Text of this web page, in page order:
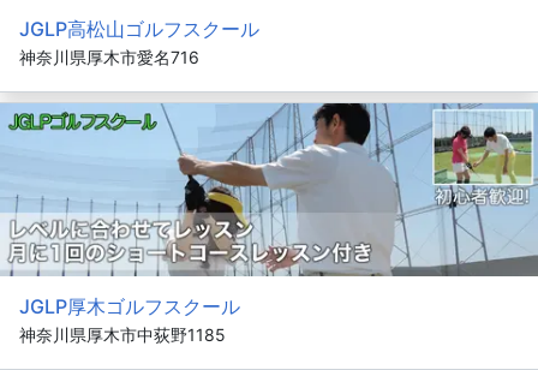
JGLP高松山ゴルフスクール
神奈川県厚木市愛名716
JGLP厚木ゴルフスクール
神奈川県厚木市中荻野1185